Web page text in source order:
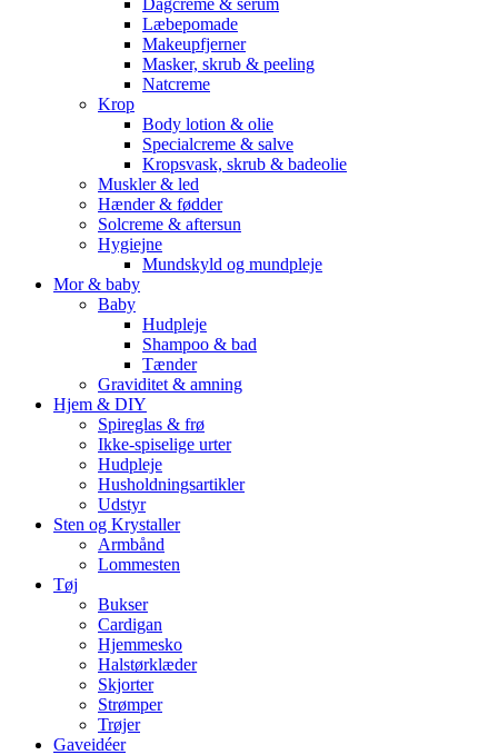
Dagcreme & serum
Læbepomade
Makeupfjerner
Masker, skrub & peeling
Natcreme
Krop
Body lotion & olie
Specialcreme & salve
Kropsvask, skrub & badeolie
Muskler & led
Hænder & fødder
Solcreme & aftersun
Hygiejne
Mundskyld og mundpleje
Mor & baby
Baby
Hudpleje
Shampoo & bad
Tænder
Graviditet & amning
Hjem & DIY
Spireglas & frø
Ikke-spiselige urter
Hudpleje
Husholdningsartikler
Udstyr
Sten og Krystaller
Armbånd
Lommesten
Tøj
Bukser
Cardigan
Hjemmesko
Halstørklæder
Skjorter
Strømper
Trøjer
Gaveidéer